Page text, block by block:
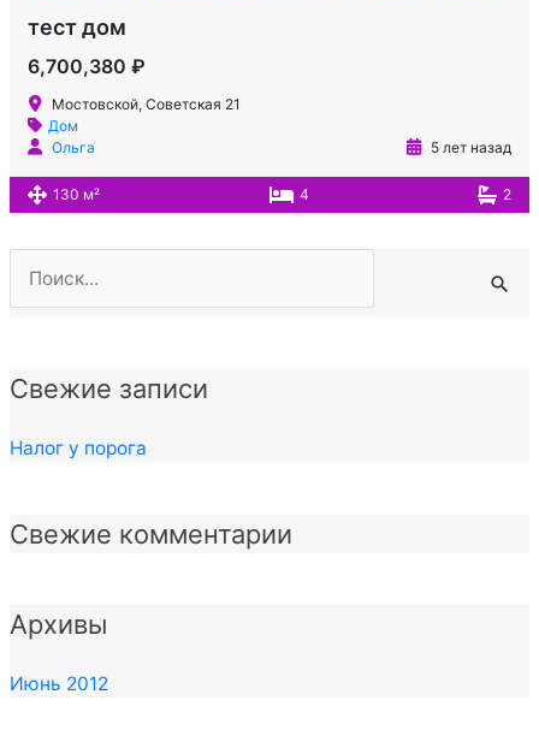
тест дом
6,700,380 ₽
Мостовской, Советская 21
Дом
Ольга
5 лет назад
130 м² 4 2
Свежие записи
Налог у порога
Свежие комментарии
Архивы
Июнь 2012